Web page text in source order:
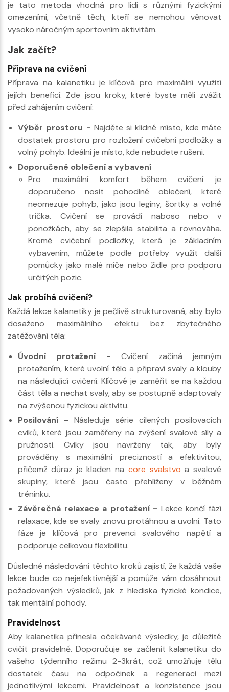
je tato metoda vhodná pro lidi s různými fyzickými
omezeními, včetně těch, kteří se nemohou věnovat
vysoko náročným sportovním aktivitám.
Jak začít?
Příprava na cvičení
Příprava na kalanetiku je klíčová pro maximální využití
jejích beneficí. Zde jsou kroky, které byste měli zvážit
před zahájením cvičení:
Výběr prostoru - Najděte si klidné místo, kde máte
dostatek prostoru pro rozložení cvičební podložky a
volný pohyb. Ideální je místo, kde nebudete rušeni.
Doporučené oblečení a vybavení
Pro maximální komfort během cvičení je
doporučeno nosit pohodlné oblečení, které
neomezuje pohyb, jako jsou legíny, šortky a volné
trička. Cvičení se provádí naboso nebo v
ponožkách, aby se zlepšila stabilita a rovnováha.
Kromě cvičební podložky, která je základním
vybavením, můžete podle potřeby využít další
pomůcky jako malé míče nebo židle pro podporu
určitých pozic.
Jak probíhá cvičení?
Každá lekce kalanetiky je pečlivě strukturovaná, aby bylo
dosaženo maximálního efektu bez zbytečného
zatěžování těla:
Úvodní protažení - Cvičení začíná jemným
protažením, které uvolní tělo a připraví svaly a klouby
na následující cvičení. Klíčové je zaměřit se na každou
část těla a nechat svaly, aby se postupně adaptovaly
na zvýšenou fyzickou aktivitu.
Posilování - Následuje série cílených posilovacích
cviků, které jsou zaměřeny na zvýšení svalové síly a
pružnosti. Cviky jsou navrženy tak, aby byly
prováděny s maximální precizností a efektivitou,
přičemž důraz je kladen na core svalstvo a svalové
skupiny, které jsou často přehlíženy v běžném
tréninku.
Závěrečná relaxace a protažení - Lekce končí fází
relaxace, kde se svaly znovu protáhnou a uvolní. Tato
fáze je klíčová pro prevenci svalového napětí a
podporuje celkovou flexibilitu.
Důsledné následování těchto kroků zajistí, že každá vaše
lekce bude co nejefektivnější a pomůže vám dosáhnout
požadovaných výsledků, jak z hlediska fyzické kondice,
tak mentální pohody.
Pravidelnost
Aby kalanetika přinesla očekávané výsledky, je důležité
cvičit pravidelně. Doporučuje se začlenit kalanetiku do
vašeho týdenního režimu 2-3krát, což umožňuje tělu
dostatek času na odpočinek a regeneraci mezi
jednotlivými lekcemi. Pravidelnost a konzistence jsou